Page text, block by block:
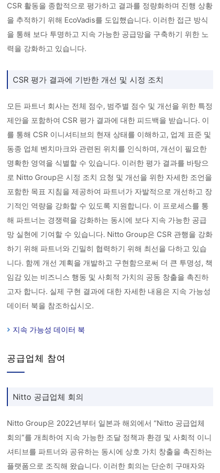
CSR 활동을 종합적으로 평가하고 결과를 정량화하며 진행 상황
을 추적하기 위해 EcoVadis를 도입했습니다. 이러한 접근 방식
을 통해 보다 투명하고 지속 가능한 공급망을 구축하기 위한 노
력을 강화하고 있습니다.
CSR 평가 결과에 기반한 개선 및 시정 조치
모든 파트너 회사는 전체 점수, 범주별 점수 및 개선을 위한 특정
제안을 포함하여 CSR 평가 결과에 대한 피드백을 받습니다. 이
를 통해 CSR 이니셔티브의 현재 상태를 이해하고, 업계 표준 및
동종 업체 벤치마크와 관련된 위치를 인식하며, 개선이 필요한
명확한 영역을 식별할 수 있습니다. 이러한 평가 결과를 바탕으
로 Nitto Group은 시정 조치 요청 및 개선을 위한 자세한 조언을
포함한 목표 지침을 제공하여 파트너가 자발적으로 개선하고 장
기적인 역량을 강화할 수 있도록 지원합니다. 이 프로세스를 통
해 파트너는 경쟁력을 강화하는 동시에 보다 지속 가능한 공급
망 실현에 기여할 수 있습니다. Nitto Group은 CSR 관행을 강화
하기 위해 파트너와 긴밀히 협력하기 위해 최선을 다하고 있습
니다. 함께 개선 계획을 개발하고 구현함으로써 더 큰 투명성, 책
임감 있는 비즈니스 행동 및 사회적 가치의 공동 창출을 촉진하
고자 합니다. 실제 구현 결과에 대한 자세한 내용은 지속 가능성
데이터 북을 참조하십시오.
지속 가능성 데이터 북
공급업체 참여
Nitto 공급업체 회의
Nitto Group은 2022년부터 일본과 해외에서 “Nitto 공급업체
회의”를 개최하여 지속 가능한 조달 정책과 환경 및 사회적 이니
셔티브를 파트너와 공유하는 동시에 상호 가치 창출을 촉진하는
플랫폼으로 조직해 왔습니다. 이러한 회의는 단순히 구매자와